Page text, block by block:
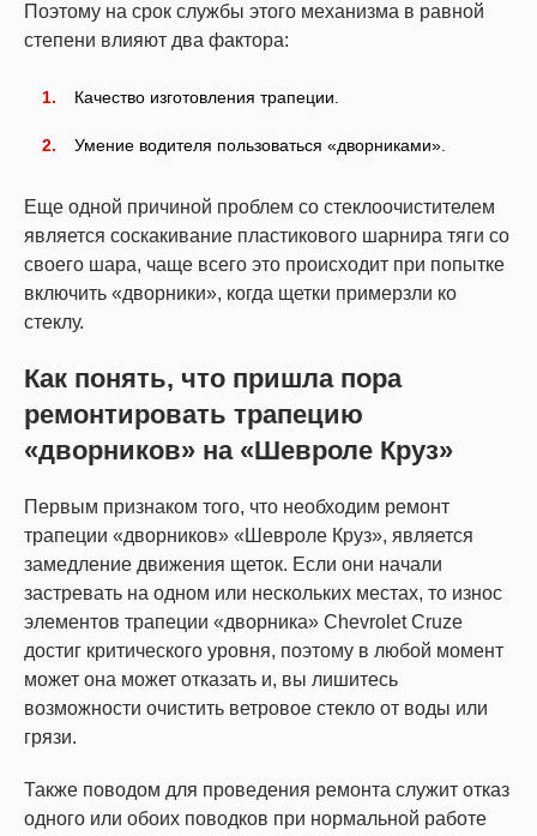
Поэтому на срок службы этого механизма в равной
степени влияют два фактора:
Качество изготовления трапеции.
Умение водителя пользоваться «дворниками».
Еще одной причиной проблем со стеклоочистителем
является соскакивание пластикового шарнира тяги со
своего шара, чаще всего это происходит при попытке
включить «дворники», когда щетки примерзли ко
стеклу.
Как понять, что пришла пора
ремонтировать трапецию
«дворников» на «Шевроле Круз»
Первым признаком того, что необходим ремонт
трапеции «дворников» «Шевроле Круз», является
замедление движения щеток. Если они начали
застревать на одном или нескольких местах, то износ
элементов трапеции «дворника» Chevrolet Cruze
достиг критического уровня, поэтому в любой момент
может она может отказать и, вы лишитесь
возможности очистить ветровое стекло от воды или
грязи.
Также поводом для проведения ремонта служит отказ
одного или обоих поводков при нормальной работе